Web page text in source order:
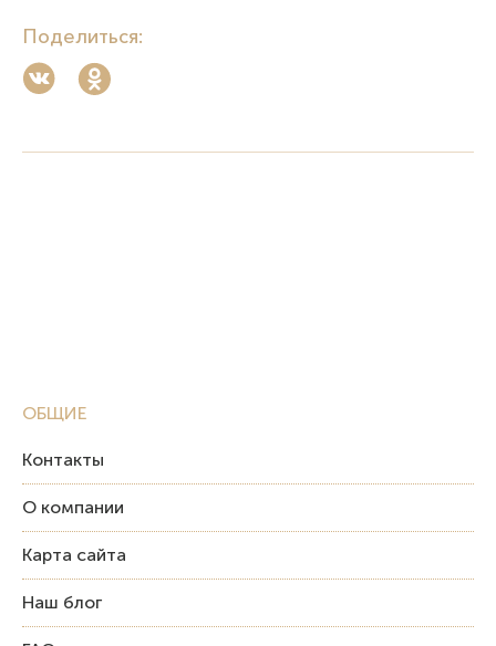
Поделиться:
ОБЩИЕ
Контакты
О компании
Карта сайта
Наш блог